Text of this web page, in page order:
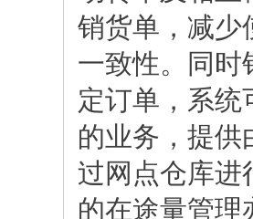
销货单，减少
一致性。同时
定订单，系统
的业务，提供
过网点仓库进
的在途量管理